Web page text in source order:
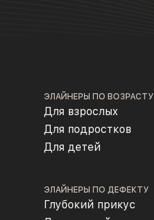
ЭЛАЙНЕРЫ ПО ВОЗРАСТУ
Для взрослых
Для подростков
Для детей
ЭЛАЙНЕРЫ ПО ДЕФЕКТУ
Глубокий прикус